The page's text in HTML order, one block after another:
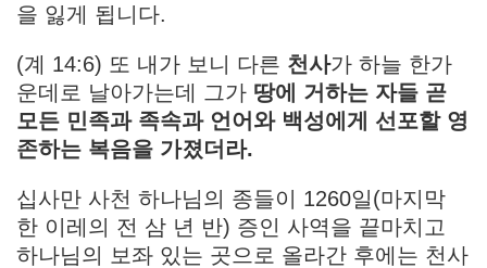
을 잃게 됩니다.
(계 14:6) 또 내가 보니 다른 천사가 하늘 한가
운데로 날아가는데 그가 땅에 거하는 자들 곧
모든 민족과 족속과 언어와 백성에게 선포할 영
존하는 복음을 가졌더라.
십사만 사천 하나님의 종들이 1260일(마지막
한 이레의 전 삼 년 반) 증인 사역을 끝마치고
하나님의 보좌 있는 곳으로 올라간 후에는 천사